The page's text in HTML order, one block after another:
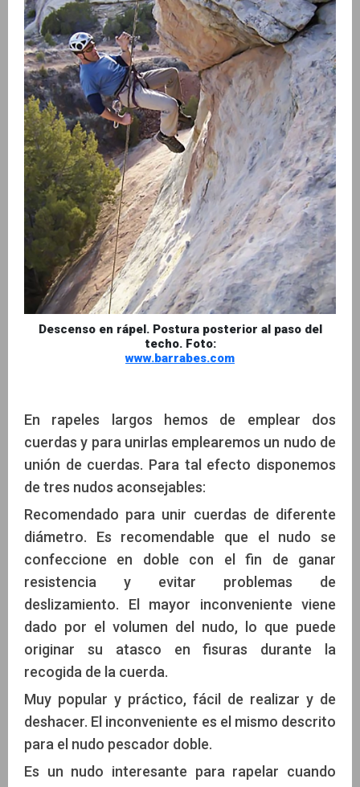
Descenso en rápel. Postura posterior al paso del
techo. Foto:
www.barrabes.com
En rapeles largos hemos de emplear dos
cuerdas y para unirlas emplearemos un nudo de
unión de cuerdas. Para tal efecto disponemos
de tres nudos aconsejables:
Recomendado para unir cuerdas de diferente
diámetro. Es recomendable que el nudo se
confeccione en doble con el fin de ganar
resistencia y evitar problemas de
deslizamiento. El mayor inconveniente viene
dado por el volumen del nudo, lo que puede
originar su atasco en fisuras durante la
recogida de la cuerda.
Muy popular y práctico, fácil de realizar y de
deshacer. El inconveniente es el mismo descrito
para el nudo pescador doble.
Es un nudo interesante para rapelar cuando